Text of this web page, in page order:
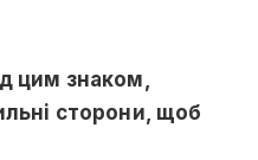
цим знаком,
сторони, щоб